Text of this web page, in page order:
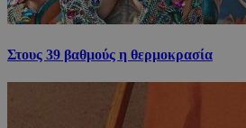
Στους 39 βαθμούς η θερμοκρασία